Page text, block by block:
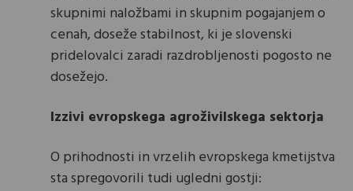
skupnimi naložbami in skupnim pogajanjem o
cenah, doseže stabilnost, ki je slovenski
pridelovalci zaradi razdrobljenosti pogosto ne
dosežejo.
Izzivi evropskega agroživilskega sektorja
O prihodnosti in vrzelih evropskega kmetijstva
sta spregovorili tudi ugledni gostji: